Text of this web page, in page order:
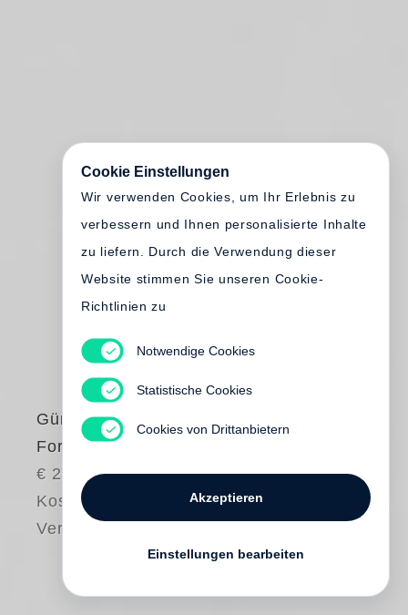
Günter Grass
Fortsetzung folgt...
€ 280.00
Kostenloser
Versand
Cookie Einstellungen
Wir verwenden Cookies, um Ihr Erlebnis zu
verbessern und Ihnen personalisierte Inhalte
zu liefern. Durch die Verwendung dieser
Website stimmen Sie unseren Cookie-
Richtlinien zu
Notwendige Cookies
Statistische Cookies
Cookies von Drittanbietern
Akzeptieren
Einstellungen bearbeiten